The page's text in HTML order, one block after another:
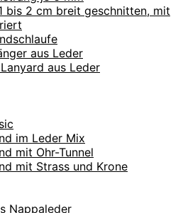
bis 2 cm breit geschnitten, mit
aus Leder
aus Leder
im Leder Mix
mit Ohr-Tunnel
mit Strass und Krone
Nappaleder